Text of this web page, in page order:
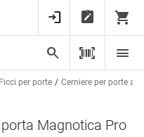
Ficci per porte Cerniere per porte a
Magnotica Pro